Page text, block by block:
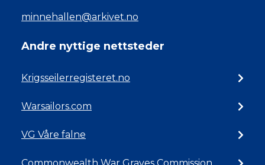
minnehallen@arkivet.no
Andre nyttige nettsteder
Krigsseilerregisteret.no
Warsailors.com
VG Våre falne